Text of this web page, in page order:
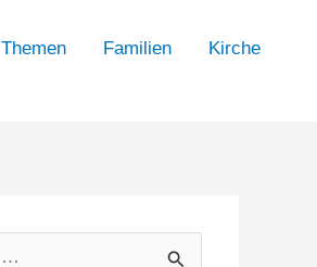
Themen Familien Kirche